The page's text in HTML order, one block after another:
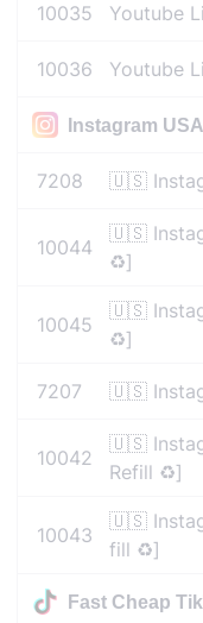
10035 Youtube
10036 Youtube
Instagram
7208 🇺🇸
10044
🇺🇸
♻️]
10045
🇺🇸
♻️]
7207 🇺🇸
10042
🇺🇸
Refill ♻️]
10043
🇺🇸
fill ♻️]
Fast Cheap